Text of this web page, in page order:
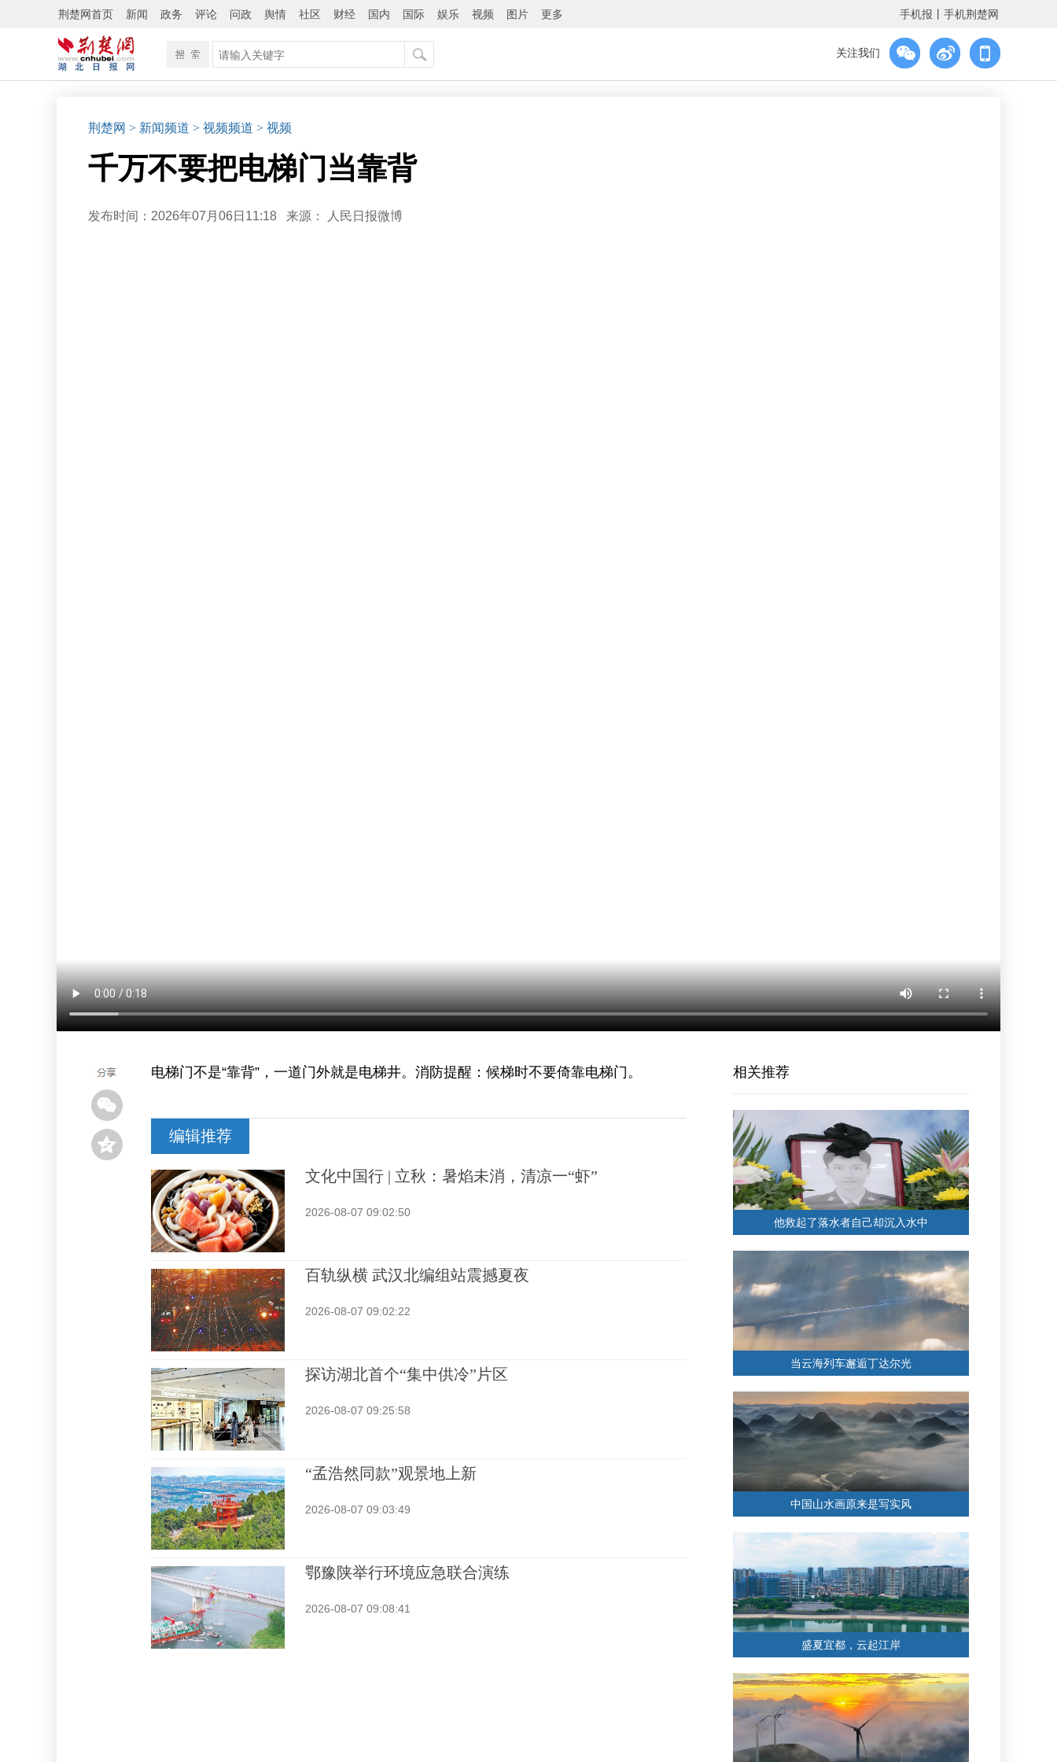
荆楚网首页 新闻 政务 评论 问政 舆情 社区 财经 国内 国际 娱乐 视频 图片 更多 手机报 手机荆楚网
关注我们
荆楚网 > 新闻频道 > 视频频道 > 视频
千万不要把电梯门当靠背
发布时间：2026年07月06日11:18 来源： 人民日报微博
电梯门不是“靠背”，一道门外就是电梯井。消防提醒：候梯时不要倚靠电梯门。
编辑推荐
文化中国行 | 立秋：暑焰未消，清凉一“虾”
2026-08-07 09:02:50
百轨纵横 武汉北编组站震撼夏夜
2026-08-07 09:02:22
探访湖北首个“集中供冷”片区
2026-08-07 09:25:58
“孟浩然同款”观景地上新
2026-08-07 09:03:49
鄂豫陕举行环境应急联合演练
2026-08-07 09:08:41
相关推荐
他救起了落水者自己却沉入水中
当云海列车邂逅丁达尔光
中国山水画原来是写实风
盛夏宜都，云起江岸